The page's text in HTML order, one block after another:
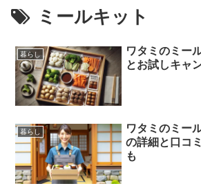
ミールキット
暮らし
ワタミのミー
とお試しキャ
暮らし
ワタミのミー
の詳細と口コ
も